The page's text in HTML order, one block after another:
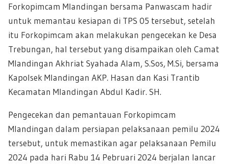
Forkopimcam Mlandingan bersama Panwascam hadir
untuk memantau kesiapan di TPS 05 tersebut, setelah
itu Forkopimcam akan melakukan pengecekan ke Desa
Trebungan, hal tersebut yang disampaikan oleh Camat
Mlandingan Akhriat Syahada Alam, S.Sos, M.Si, bersama
Kapolsek Mlandingan AKP. Hasan dan Kasi Trantib
Kecamatan Mlandingan Abdul Kadir. SH.
Pengecekan dan pemantauan Forkopimcam
Mlandingan dalam persiapan pelaksanaan pemilu 2024
tersebut, untuk memastikan agar pelaksanaan Pemilu
2024 pada hari Rabu 14 Pebruari 2024 berjalan lancar